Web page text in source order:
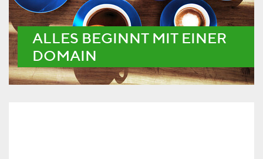
about EDIS
ALLES BEGINNT MIT EINER
DOMAIN